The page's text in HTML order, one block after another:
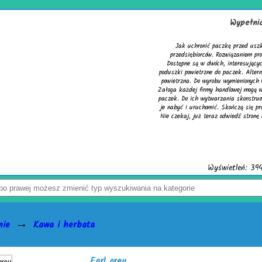
Jak uchronić paczkę przed uszkodzeniem? Z tym pytaniem zmaga się wielu
przedsiębiorców. Rozwiązaniem problemu są skuteczne wypełniacze do kartonów.
Dostępne są w dwóch, interesujących wersjach. Pierwsza to cieszące się uznaniem
poduszki powietrzne do paczek. Alternatywą dla nich jest chroniąca równie dobrze mata
powietrzna. Do wyrobu wymienionych wersji służy folia biodegradowalna do pakowania.
Załoga każdej firmy handlowej mogą w łatwy sposób tworzyć wspomniane wypełniacze do
paczek. Do ich wytwarzania skonstruowano markowe urządzenia activaAir. Trzeba tylko
je nabyć i uruchomić. Skończą się problemy z częstymi zwrotami uszkodzonego towaru.
Nie czekaj, już teraz odwiedź stronę activaair.pl. Znajdziesz na niej pełną ofertę firmy
→ Kawa i herbata